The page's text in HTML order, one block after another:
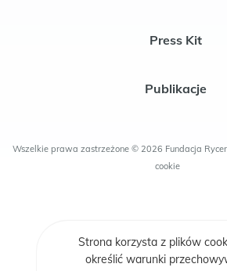
Press Kit
Publikacje
Wszelkie prawa zastrzeżone © 2026 Fundacja
cookie
Strona korzysta z plików
określić warunki